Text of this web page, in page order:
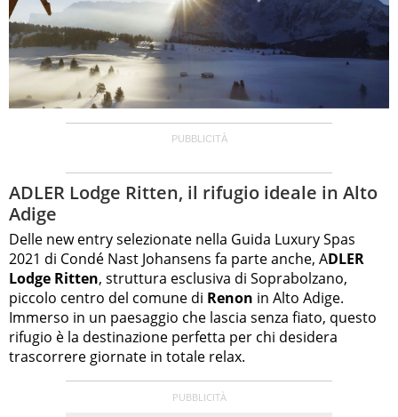
ADLER Lodge Ritten, il rifugio ideale in Alto
Adige
Delle new entry selezionate nella Guida Luxury Spas
2021 di Condé Nast Johansens fa parte anche, ADLER
Lodge Ritten, struttura esclusiva di Soprabolzano,
piccolo centro del comune di Renon in Alto Adige.
Immerso in un paesaggio che lascia senza fiato, questo
rifugio è la destinazione perfetta per chi desidera
trascorrere giornate in totale relax.